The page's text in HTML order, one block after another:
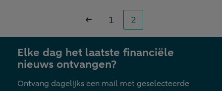
«
Vorige
Pagina
1 Pagina
2
Elke dag het laatste financiële
nieuws ontvangen?
Ontvang dagelijks een mail met geselecteerde